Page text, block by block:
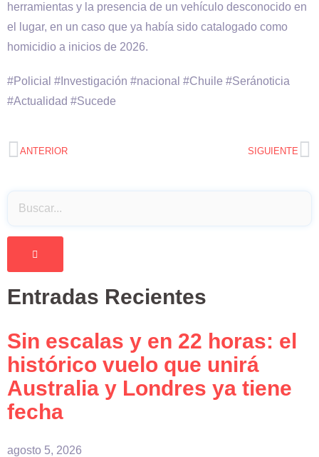
herramientas y la presencia de un vehículo desconocido en
el lugar, en un caso que ya había sido catalogado como
homicidio a inicios de 2026.
#Policial #Investigación #nacional #Chuile #Seránoticia
#Actualidad #Sucede
ANTERIOR SIGUIENTE
Entradas Recientes
Sin escalas y en 22 horas: el
histórico vuelo que unirá
Australia y Londres ya tiene
fecha
agosto 5, 2026